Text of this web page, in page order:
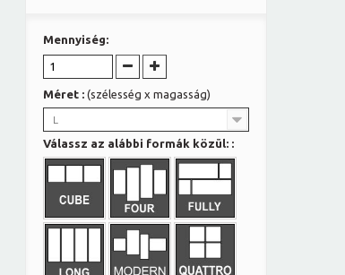
Mennyiség:
Méret : (szélesség x magasság)
L
Válassz az alábbi formák közül: :